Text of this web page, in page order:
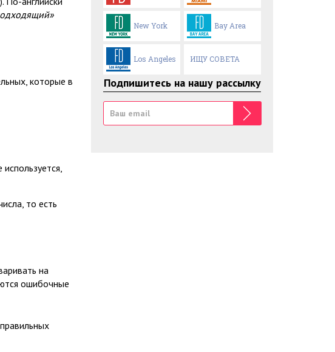
которые в
то есть
на
ошибочные
New York Bay Area
Los Angeles ИЩУ СОВЕТА
Подпишитесь на нашу рассылку